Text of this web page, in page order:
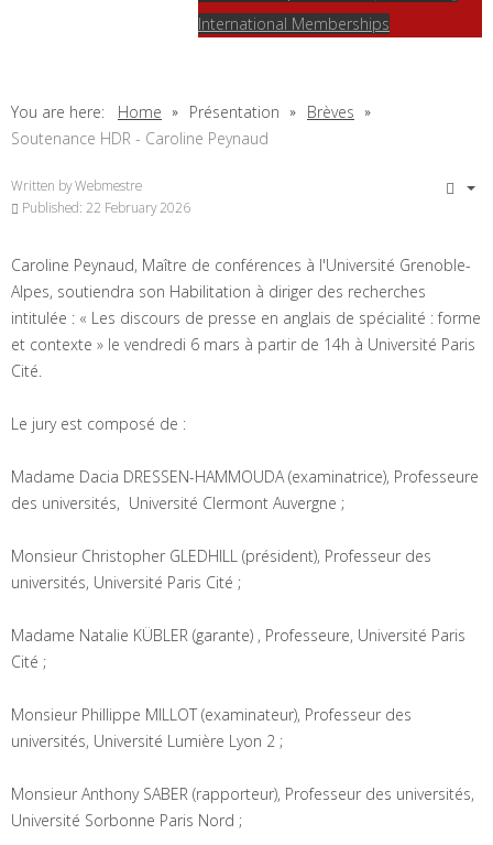
International Memberships
You are here: Home Présentation
Brèves
Soutenance HDR - Caroline Peynaud
Written byWebmestre
Published: 22 February 2026
Caroline Peynaud, Maître de conférences à l'Université Grenoble-
Alpes, soutiendra son Habilitation à diriger des recherches
intitulée : « Les discours de presse en anglais de spécialité : forme
et contexte » le vendredi 6 mars à partir de 14h à Université Paris
Cité.
Le jury est composé de :
Madame Dacia DRESSEN-HAMMOUDA (examinatrice), Professeure
des universités, Université Clermont Auvergne ;
Monsieur Christopher GLEDHILL (président), Professeur des
universités, Université Paris Cité ;
Madame Natalie KÜBLER (garante) , Professeure, Université Paris
Cité ;
Monsieur Phillippe MILLOT (examinateur), Professeur des
universités, Université Lumière Lyon 2 ;
Monsieur Anthony SABER (rapporteur), Professeur des universités,
Université Sorbonne Paris Nord ;